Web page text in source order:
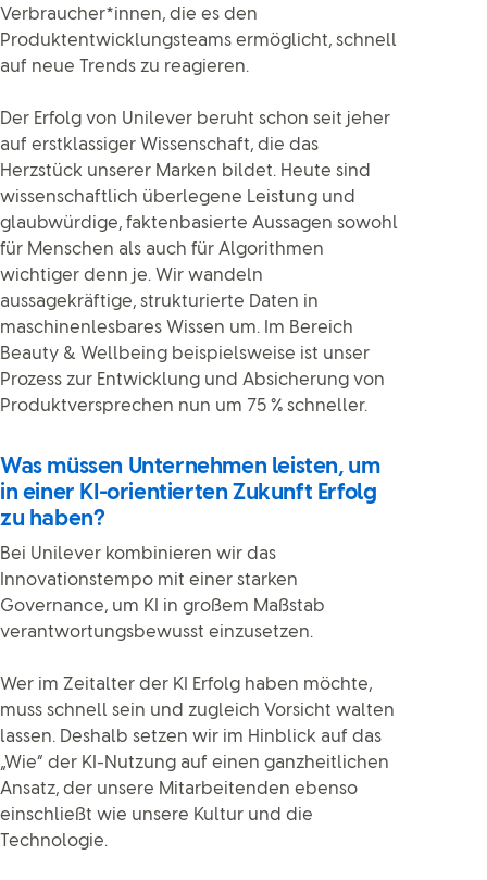
Verbraucher*innen, die es den
Produktentwicklungsteams ermöglicht, schnell
auf neue Trends zu reagieren.
Der Erfolg von Unilever beruht schon seit jeher
auf erstklassiger Wissenschaft, die das
Herzstück unserer Marken bildet. Heute sind
wissenschaftlich überlegene Leistung und
glaubwürdige, faktenbasierte Aussagen sowohl
für Menschen als auch für Algorithmen
wichtiger denn je. Wir wandeln
aussagekräftige, strukturierte Daten in
maschinenlesbares Wissen um. Im Bereich
Beauty & Wellbeing beispielsweise ist unser
Prozess zur Entwicklung und Absicherung von
Produktversprechen nun um 75 % schneller.
Was müssen Unternehmen leisten, um
in einer KI-orientierten Zukunft Erfolg
zu haben?
Bei Unilever kombinieren wir das
Innovationstempo mit einer starken
Governance, um KI in großem Maßstab
verantwortungsbewusst einzusetzen.
Wer im Zeitalter der KI Erfolg haben möchte,
muss schnell sein und zugleich Vorsicht walten
lassen. Deshalb setzen wir im Hinblick auf das
„Wie“ der KI-Nutzung auf einen ganzheitlichen
Ansatz, der unsere Mitarbeitenden ebenso
einschließt wie unsere Kultur und die
Technologie.